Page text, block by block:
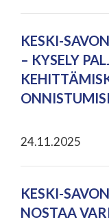
KESKI-
– KYSELY
24.11.2025
KESKI-
NOSTAA